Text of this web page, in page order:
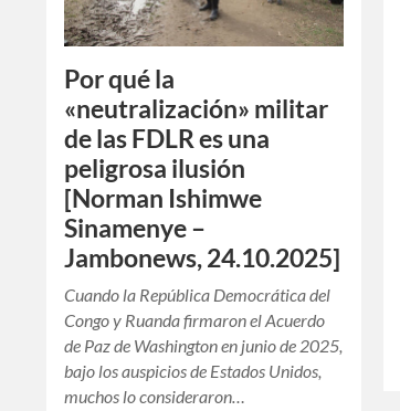
Por qué la
«neutralización» militar
de las FDLR es una
peligrosa ilusión
[Norman Ishimwe
Sinamenye –
Jambonews, 24.10.2025]
Cuando la República Democrática del
Congo y Ruanda firmaron el Acuerdo
de Paz de Washington en junio de 2025,
bajo los auspicios de Estados Unidos,
muchos lo consideraron…